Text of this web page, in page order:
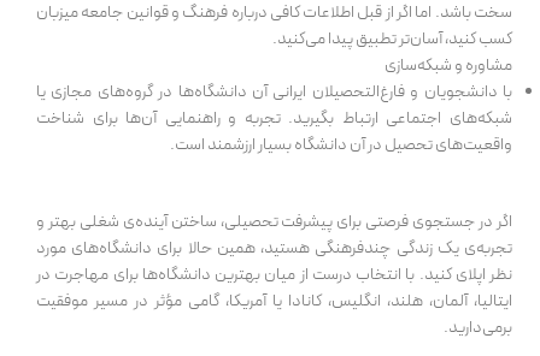
سخت باشد. اما اگر از قبل اطلاعات کافی درباره فرهنگ و قوانین جامعه میزبان
کسب کنید، آسان‌تر تطبیق پیدا می‌کنید.
مشاوره و شبکه‌سازی
با دانشجویان و فارغ‌التحصیلان ایرانی آن دانشگاه‌ها در گروه‌های مجازی یا
شبکه‌های اجتماعی ارتباط بگیرید. تجربه و راهنمایی آن‌ها برای شناخت
واقعیت‌های تحصیل در آن دانشگاه بسیار ارزشمند است.
اگر در جستجوی فرصتی برای پیشرفت تحصیلی، ساختن آینده‌ی شغلی بهتر و
تجربه‌ی یک زندگی چندفرهنگی هستید، همین حالا برای دانشگاه‌های مورد
نظر اپلای کنید. با انتخاب درست از میان بهترین دانشگاه‌ها برای مهاجرت در
ایتالیا، آلمان، هلند، انگلیس، کانادا یا آمریکا، گامی مؤثر در مسیر موفقیت
برمی‌دارید.